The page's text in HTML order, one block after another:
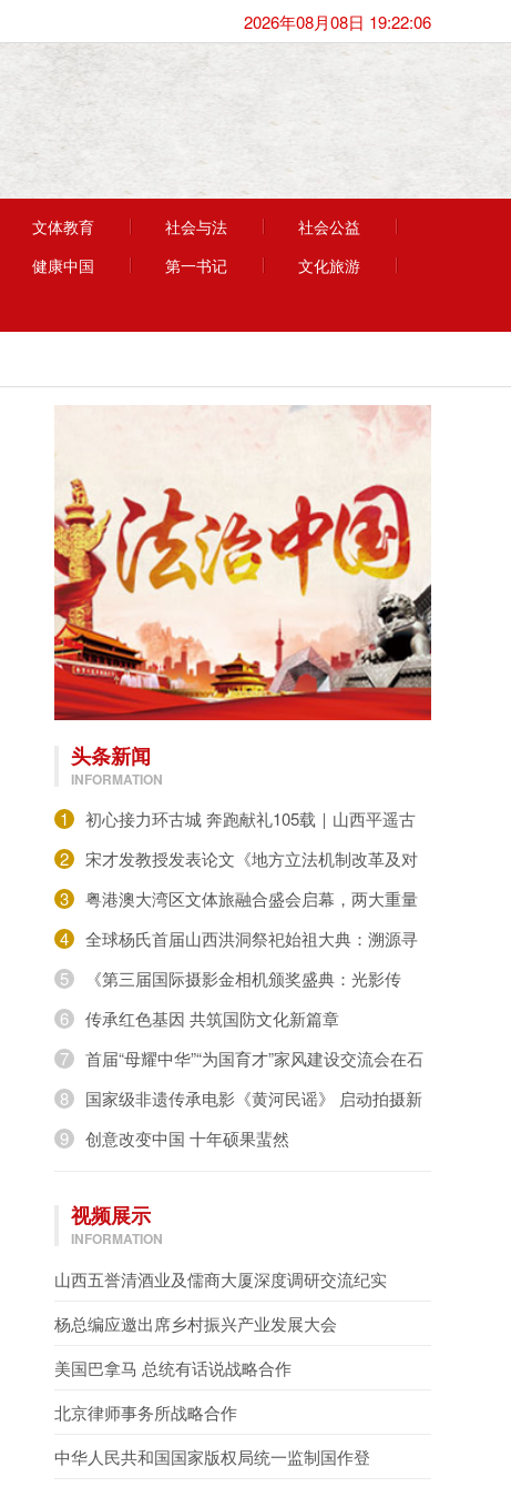
2026年08月08日 19:22:06
文体教育 社会与法
社会公益
健康中国 第一书记
文化旅游
头条新闻
INFORMATION
1
初心接力环古城 奔跑献礼105载｜山西平遥古
2
宋才发教授发表论文《地方立法机制改革及对
3
粤港澳大湾区文体旅融合盛会启幕，两大重量
4
全球杨氏首届山西洪洞祭祀始祖大典：溯源寻
5
《第三届国际摄影金相机颁奖盛典：光影传
6
传承红色基因 共筑国防文化新篇章
7
首届“母耀中华”“为国育才”家风建设交流会在石
8
国家级非遗传承电影《黄河民谣》 启动拍摄新
9
创意改变中国 十年硕果蜚然
视频展示
INFORMATION
山西五誉清酒业及儒商大厦深度调研交流纪实
杨总编应邀出席乡村振兴产业发展大会
美国巴拿马 总统有话说战略合作
北京律师事务所战略合作
中华人民共和国国家版权局统一监制国作登